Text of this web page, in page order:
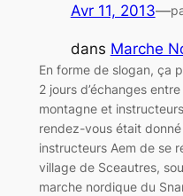
Avr 11, 2013—
dans Marche
En forme de slogan, ça
2 jours d’échanges
montagne et
rendez-vous était
instructeurs Aem de se
village de Sceautres,
marche nordique du